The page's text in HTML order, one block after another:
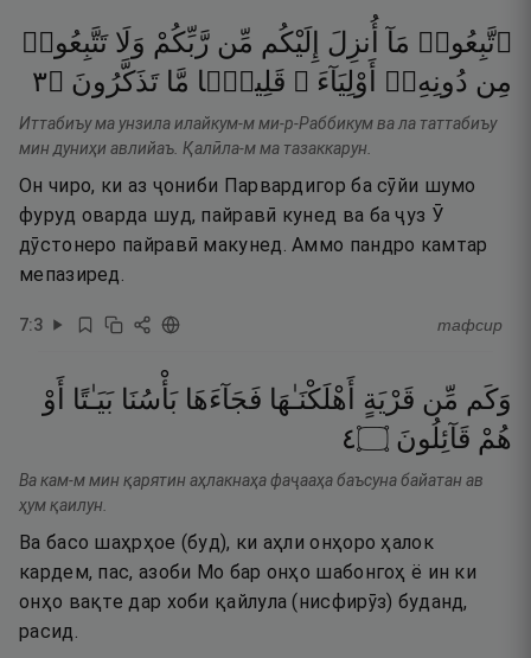
ٱتَّبِعُوا۟ مَآ أُنزِلَ إِلَيْكُم مِّن رَّبِّكُمْ وَلَا تَتَّبِعُوا۟
مِن دُونِهِۦٓ أَوْلِيَآءَ ۗ قَلِيلًۭا مَّا تَذَكَّرُونَ ۝٣
Иттабиъу ма унзила илайкум-м ми-р-Раббикум ва ла таттабиъу
мин дуниҳи авлийаъ. Қалӣла-м ма тазаккарун.
Он чиро, ки аз ҷониби Парвардигор ба сӯйи шумо
фуруд оварда шуд, пайравӣ кунед ва ба ҷуз Ӯ
дӯстонеро пайравӣ макунед. Аммо пандро камтар
мепазиред.
7:3 тафсир
وَكَم مِّن قَرْيَةٍ أَهْلَكْنَـٰهَا فَجَآءَهَا بَأْسُنَا بَيَـٰتًا
أَوْ
هُمْ قَآئِلُونَ ۝٤
Ва кам-м мин қарятин аҳлакнаҳа фаҷааҳа баъсуна байатан ав
ҳум қаилун.
Ва басо шаҳрҳое (буд), ки аҳли онҳоро ҳалок
кардем, пас, азоби Мо бар онҳо шабонгоҳ ё ин ки
онҳо вақте дар хоби қайлула (нисфирӯз) буданд,
расид.